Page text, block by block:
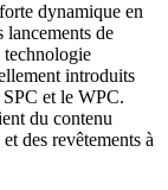
dynamique en
de
technologie
introduits
et le WPC.
du contenu
des revêtements à